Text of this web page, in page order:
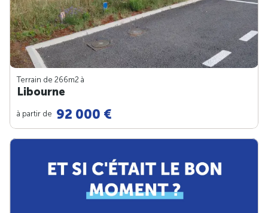
Terrain de 266m2 à
Libourne
à partir de 92 000 €